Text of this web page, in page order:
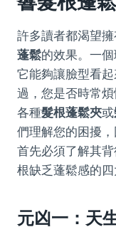
許多讀者都渴望
蓬鬆的效果。一
它能夠讓臉型看
過，您是否時常
各種髮根蓬鬆夾或
們理解您的困擾
首先必須了解其
根缺乏蓬鬆感的四
元凶一：天